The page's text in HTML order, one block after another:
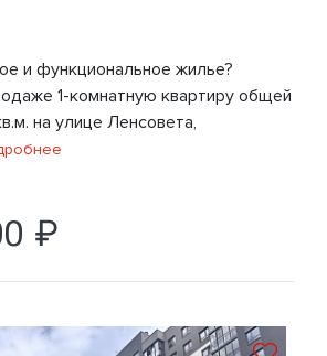
и функциональное жилье?
1-комнатную квартиру общей
на улице Ленсовета,
₽